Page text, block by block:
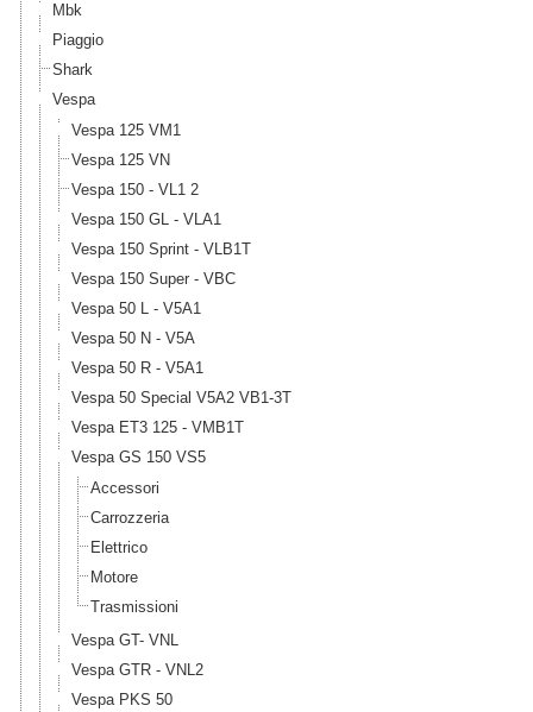
Mbk
Piaggio
Shark
Vespa
Vespa 125 VM1
Vespa 125 VN
Vespa 150 - VL1 2
Vespa 150 GL - VLA1
Vespa 150 Sprint - VLB1T
Vespa 150 Super - VBC
Vespa 50 L - V5A1
Vespa 50 N - V5A
Vespa 50 R - V5A1
Vespa 50 Special V5A2 VB1-3T
Vespa ET3 125 - VMB1T
Vespa GS 150 VS5
Accessori
Carrozzeria
Elettrico
Motore
Trasmissioni
Vespa GT- VNL
Vespa GTR - VNL2
Vespa PKS 50